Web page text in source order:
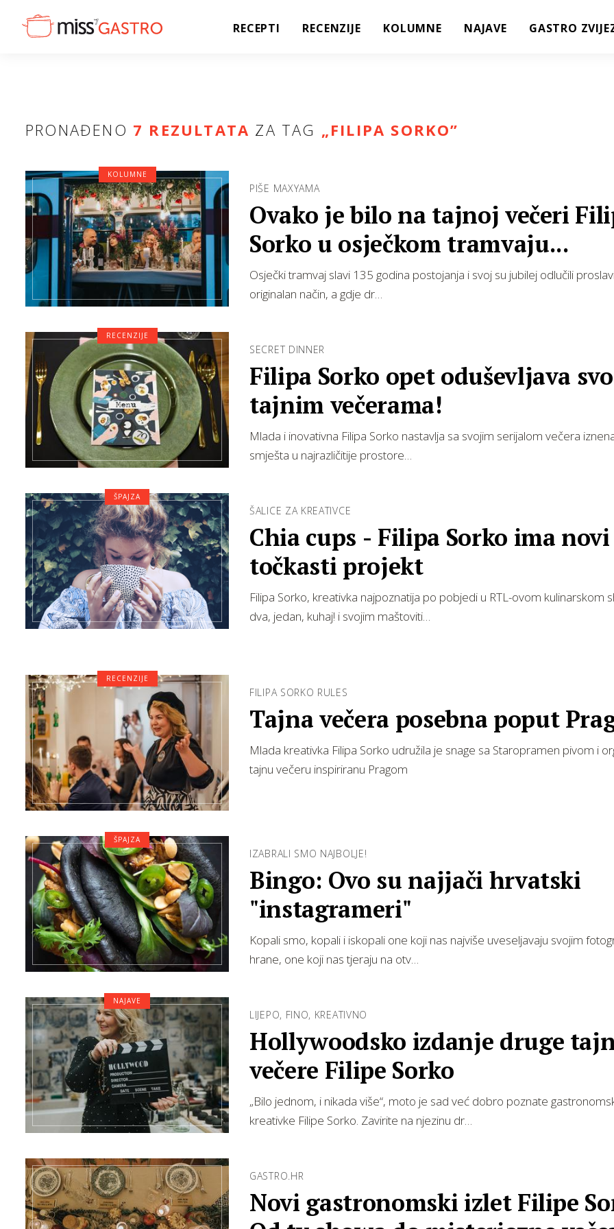
RECEPTI RECENZIJE KOLUMNE NAJAVE GASTRO
PRONAĐENO 7 REZULTATA ZA TAG „FILIPA SORKO”
PIŠE MAXYAMA
Ovako je bilo na tajnoj večeri
Sorko u osječkom tramvaju...
Osječki tramvaj slavi 135 godina postojanja i svoj su jubilej odlučili
originalan način, a gdje dr…
KOLUMNE
SECRET DINNER
Filipa Sorko opet oduševljava
tajnim večerama!
Mlada i inovativna Filipa Sorko nastavlja sa svojim serijalom večera
smješta u najrazličitije prostore…
RECENZIJE
ŠALICE ZA KREATIVCE
Chia cups - Filipa Sorko ima novi
točkasti projekt
Filipa Sorko, kreativka najpoznatija po pobjedi u RTL-ovom kulinarskom
dva, jedan, kuhaj! i svojim maštoviti…
ŠPAJZA
FILIPA SORKO RULES
Tajna večera posebna poput
Mlada kreativka Filipa Sorko udružila je snage sa Staropramen pivom i
tajnu večeru inspiriranu Pragom
RECENZIJE
IZABRALI SMO NAJBOLJE!
Bingo: Ovo su najjači hrvatski
"instagrameri"
Kopali smo, kopali i iskopali one koji nas najviše uveseljavaju svojim
hrane, one koji nas tjeraju na otv…
ŠPAJZA
LIJEPO, FINO, KREATIVNO
Hollywoodsko izdanje druge
večere Filipe Sorko
„Bilo jednom, i nikada više“, moto je sad već dobro poznate
kreativke Filipe Sorko. Zavirite na njezinu dr…
NAJAVE
GASTRO.HR
Novi gastronomski izlet Filipe